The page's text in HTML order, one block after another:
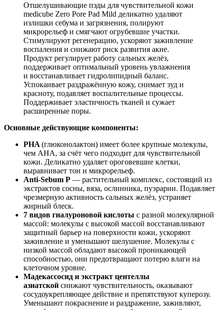
Отшелушивающие пэды для чувствительной кожи
medicube Zero Pore Pad Mild деликатно удаляют
излишки себума и загрязнения, полируют
микрорельеф и смягчают огрубевшие участки.
Стимулируют регенерацию, ускоряют заживление
воспаления и снижают риск развития акне.
Продукт регулирует работу сальных желёз,
поддерживает оптимальный уровень увлажнения
и восстанавливает гидролипидный баланс.
Успокаивает раздражённую кожу, снимает зуд и
красноту, подавляет воспалительные процессы.
Поддерживает эластичность тканей и сужает
расширенные поры.
Основные действующие компоненты:
PHA (глюконолактон) имеет более крупные молекулы,
чем AHA, за счёт чего подходит для чувствительной
кожи. Деликатно удаляет ороговевшие клетки,
выравнивает тон и микрорельеф.
Anti-Sebum P — растительный комплекс, состоящий из
экстрактов сосны, вяза, ослинника, пуэрарии. Подавляет
чрезмерную активность сальных желёз, устраняет
жирный блеск.
7 видов гиалуроновой кислоты с разной молекулярной
массой: молекулы с высокой массой восстанавливают
защитный барьер на поверхности кожи, ускоряют
заживление и уменьшают шелушение. Молекулы с
низкой массой обладают высокой проникающей
способностью, они предотвращают потерю влаги на
клеточном уровне.
Мадекассосид и экстракт центеллы
азиатской снижают чувствительность, оказывают
сосудоукрепляющее действие и препятствуют куперозу.
Уменьшают покраснение и раздражение, заживляют,